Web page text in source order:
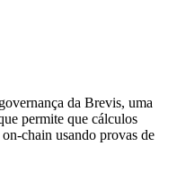
da Brevis, uma
permite que cálculos
chain usando provas de